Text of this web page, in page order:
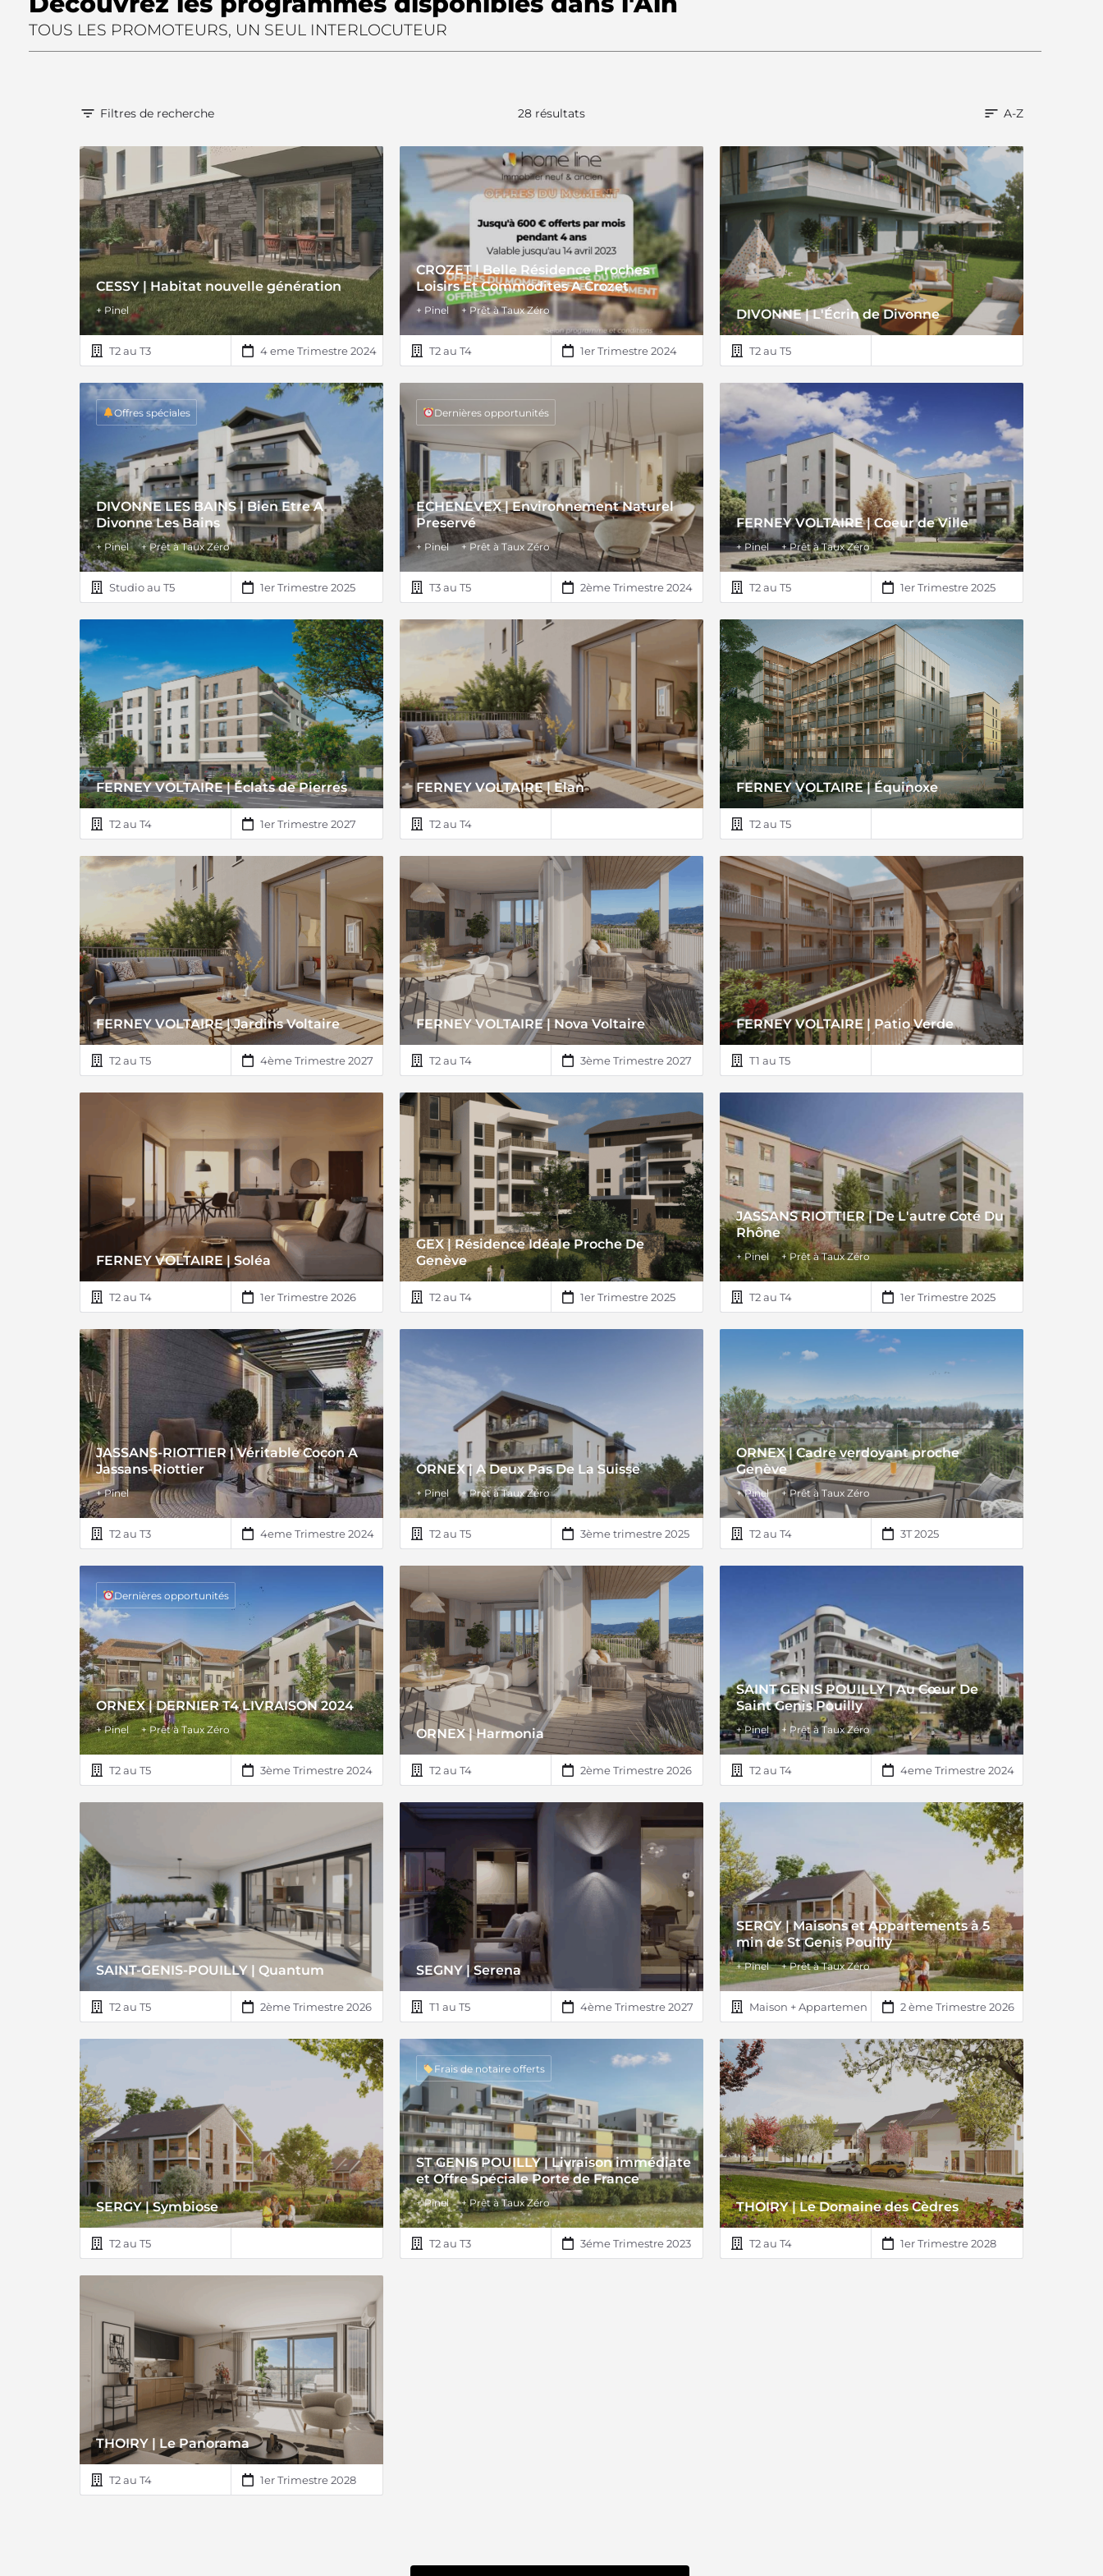
TOUS LES PROMOTEURS, UN SEUL INTERLOCUTEUR
Filtres de recherche 28 résultats A-Z
CESSY | Habitat nouvelle génération
+ Pinel
T2 au T3 4 eme Trimestre 2024
CROZET | Belle Résidence Proches
Loisirs Et Commodites A Crozet
+ Pinel + Prêt à Taux Zéro
T2 au T4 1er Trimestre 2024
DIVONNE | L'Écrin de Divonne
T2 au T5
DIVONNE LES BAINS | Bien Etre A
Divonne Les Bains
+ Pinel + Prêt à Taux Zéro
Offres spéciales
Studio au T5 1er Trimestre 2025
ECHENEVEX | Environnement Naturel
Preservé
+ Pinel + Prêt à Taux Zéro
Dernières opportunités
T3 au T5 2ème Trimestre 2024
FERNEY VOLTAIRE | Coeur de Ville
+ Pinel + Prêt à Taux Zéro
T2 au T5 1er Trimestre 2025
FERNEY VOLTAIRE | Éclats de Pierres
T2 au T4 1er Trimestre 2027
FERNEY VOLTAIRE | Elan
T2 au T4
FERNEY VOLTAIRE | Équinoxe
T2 au T5
FERNEY VOLTAIRE | Jardins Voltaire
T2 au T5 4ème Trimestre 2027
FERNEY VOLTAIRE | Nova Voltaire
T2 au T4 3ème Trimestre 2027
FERNEY VOLTAIRE | Patio Verde
T1 au T5
FERNEY VOLTAIRE | Soléa
T2 au T4 1er Trimestre 2026
GEX | Résidence Idéale Proche De
Genève
T2 au T4 1er Trimestre 2025
JASSANS RIOTTIER | De L'autre Coté Du
Rhône
+ Pinel + Prêt à Taux Zéro
T2 au T4 1er Trimestre 2025
JASSANS-RIOTTIER | Véritable Cocon A
Jassans-Riottier
+ Pinel
T2 au T3 4eme Trimestre 2024
ORNEX | A Deux Pas De La Suisse
+ Pinel + Prêt à Taux Zéro
T2 au T5 3ème trimestre 2025
ORNEX | Cadre verdoyant proche
Genève
+ Pinel + Prêt à Taux Zéro
T2 au T4 3T 2025
ORNEX | DERNIER T4 LIVRAISON 2024
+ Pinel + Prêt à Taux Zéro
Dernières opportunités
T2 au T5 3ème Trimestre 2024
ORNEX | Harmonia
T2 au T4 2ème Trimestre 2026
SAINT GENIS POUILLY | Au Cœur De
Saint Genis Pouilly
+ Pinel + Prêt à Taux Zéro
T2 au T4 4eme Trimestre 2024
SAINT-GENIS-POUILLY | Quantum
T2 au T5 2ème Trimestre 2026
SEGNY | Serena
T1 au T5 4ème Trimestre 2027
SERGY | Maisons et Appartements à 5
min de St Genis Pouilly
+ Pinel + Prêt à Taux Zéro
Maison + Appartement 2 ème Trimestre 2026
SERGY | Symbiose
T2 au T5
ST GENIS POUILLY | Livraison immédiate
et Offre Spéciale Porte de France
+ Pinel + Prêt à Taux Zéro
Frais de notaire offerts
T2 au T3 3éme Trimestre 2023
THOIRY | Le Domaine des Cèdres
T2 au T4 1er Trimestre 2028
THOIRY | Le Panorama
T2 au T4 1er Trimestre 2028